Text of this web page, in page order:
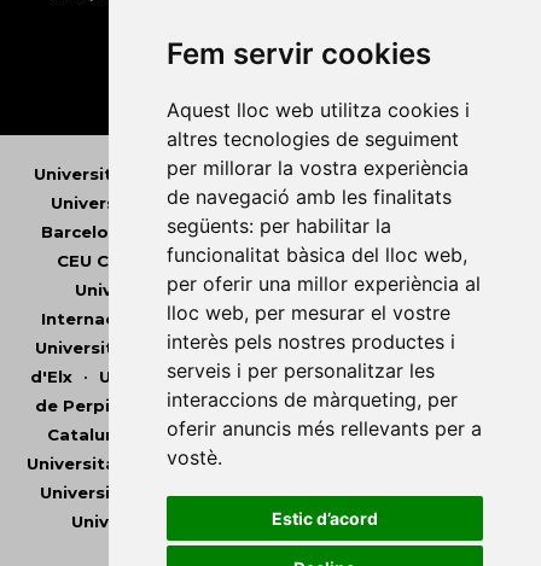
Fem servir cookies
Aquest lloc web utilitza cookies i
altres tecnologies de seguiment
per millorar la vostra experiència
de navegació amb les finalitats
següents: per habilitar la
funcionalitat bàsica del lloc web,
per oferir una millor experiència al
lloc web, per mesurar el vostre
interès pels nostres productes i
serveis i per personalitzar les
interaccions de màrqueting, per
oferir anuncis més rellevants per a
vostè.
Estic d’acord
Universitat Abat Oliba CEU • Universitat d'Alacant
Universitat d'Andorra•Universitat Autònoma de
Barcelona
Universitat de Barcelona •
CEU Cardenal Herrera•Universitat de Girona•
Universitat de les Illes Balears•Universitat
Internacional de Catalunya•Universitat Jaume I
Universitat de Lleida•Universitat Miguel Hernández
d'Elx• Universitat Oberta de Catalunya•Universitat
de Perpinyà Via Domitia•Universitat Politècnica de
Catalunya
Universitat Politècnica de València •
Universitat Pompeu Fabra
Universitat Rovira i Virgili•Universitat de Sàsser•
Universitat de València•Universitat de Vic -
Universitat Central de Catalunya